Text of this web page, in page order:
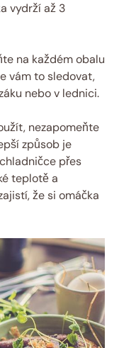
vydrží až 3
na každém obalu
vám to sledovat,
nebo v lednici.
nezapomeňte
způsob je
přes
teplotě a
že si omáčka